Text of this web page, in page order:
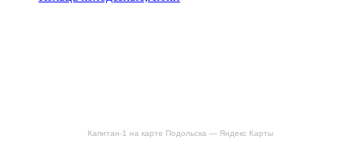
Капитан-1 на карте Подольска — Яндекс Карты